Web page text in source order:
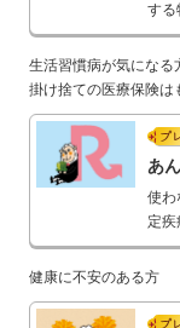
する
生活習慣病が気になる
掛け捨ての医療保険は
あ
使わ
定
健康に不安のある方